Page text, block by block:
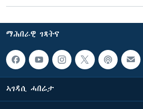
ማሕበራዊ ገጻትና
ኣገዳሲ ሓበሬታ